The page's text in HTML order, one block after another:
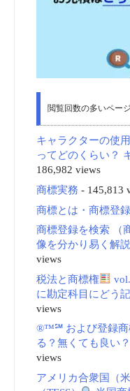
閲覧回数の多いペー
キャラクターの使
ってどのくらい？
186,982 views
商標実務 - 145,813
商標とは・商標登
商標登録を検索 （
像を分かり易く解
views
税法と商標権
に勘定科目にどう
views
®™℠ および登録商
る？無くても良い
views
アメリカ合衆国（